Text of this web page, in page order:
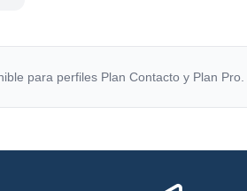
para perfiles Plan Contacto y Plan Pro.